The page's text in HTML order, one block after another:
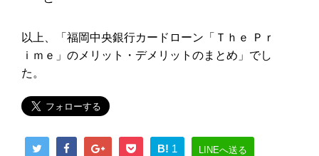
以上、「福岡中央銀行カードローン「Ｔｈｅ Ｐｒ
ｉｍｅ」のメリット・デメリットのまとめ」でし
た。
B! 1 LINEへ送る